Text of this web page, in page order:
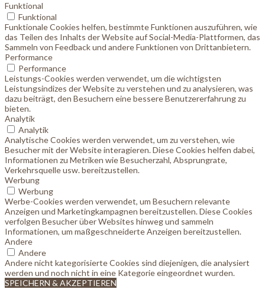
Funktional
Funktional
Funktionale Cookies helfen, bestimmte Funktionen auszuführen, wie
das Teilen des Inhalts der Website auf Social-Media-Plattformen, das
Sammeln von Feedback und andere Funktionen von Drittanbietern.
Performance
Performance
Leistungs-Cookies werden verwendet, um die wichtigsten
Leistungsindizes der Website zu verstehen und zu analysieren, was
dazu beiträgt, den Besuchern eine bessere Benutzererfahrung zu
bieten.
Analytik
Analytik
Analytische Cookies werden verwendet, um zu verstehen, wie
Besucher mit der Website interagieren. Diese Cookies helfen dabei,
Informationen zu Metriken wie Besucherzahl, Absprungrate,
Verkehrsquelle usw. bereitzustellen.
Werbung
Werbung
Werbe-Cookies werden verwendet, um Besuchern relevante
Anzeigen und Marketingkampagnen bereitzustellen. Diese Cookies
verfolgen Besucher über Websites hinweg und sammeln
Informationen, um maßgeschneiderte Anzeigen bereitzustellen.
Andere
Andere
Andere nicht kategorisierte Cookies sind diejenigen, die analysiert
werden und noch nicht in eine Kategorie eingeordnet wurden.
SPEICHERN & AKZEPTIEREN